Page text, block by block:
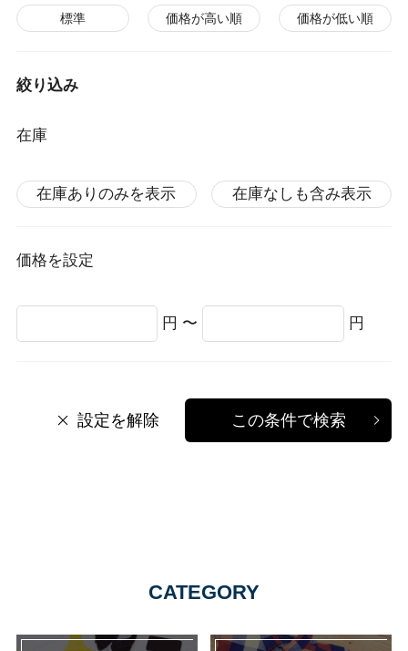
標準 価格が高い順 価格が低い順
絞り込み
在庫
在庫ありのみを表示 在庫なしも含み表示
価格を設定
円 〜 円
設定を解除 この条件で検索
CATEGORY